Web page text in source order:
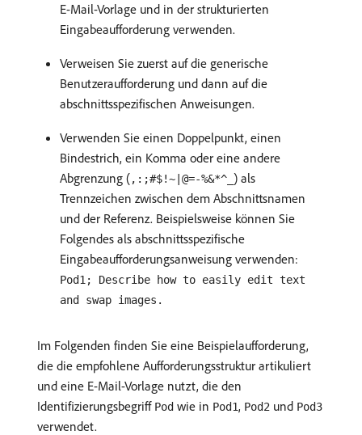
E-Mail-Vorlage und in der strukturierten
Eingabeaufforderung verwenden.
Verweisen Sie zuerst auf die generische
Benutzeraufforderung und dann auf die
abschnittsspezifischen Anweisungen.
Verwenden Sie einen Doppelpunkt, einen
Bindestrich, ein Komma oder eine andere
Abgrenzung (,:;#$!~|@=-%&*^_ ) als
Trennzeichen zwischen dem Abschnittsnamen
und der Referenz. Beispielsweise können Sie
Folgendes als abschnittsspezifische
Eingabeaufforderungsanweisung verwenden:
Pod1; Describe how to easily edit text
and swap images.
Im Folgenden finden Sie eine Beispielaufforderung,
die die empfohlene Aufforderungsstruktur artikuliert
und eine E-Mail-Vorlage nutzt, die den
Identifizierungsbegriff Pod wie in Pod1, Pod2 und Pod3
verwendet.